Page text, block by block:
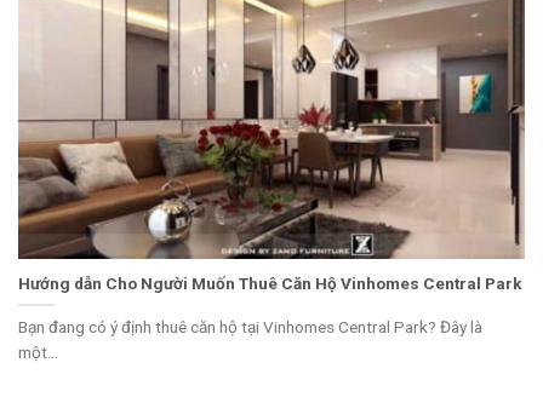
Hướng dẫn Cho Người Muốn Thuê Căn Hộ Vinhomes Central Park
Bạn đang có ý định thuê căn hộ tại Vinhomes Central Park? Đây là
một...